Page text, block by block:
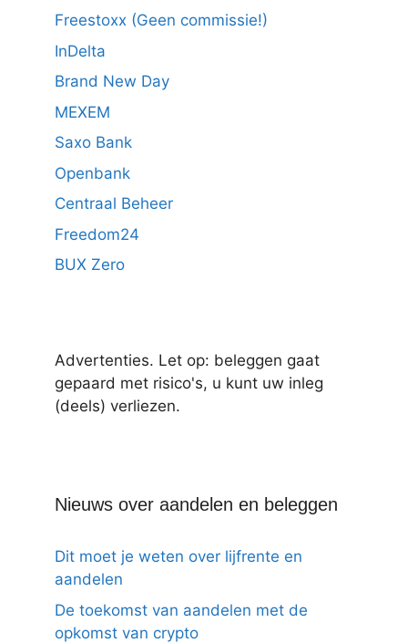
Freestoxx (Geen commissie!)
InDelta
Brand New Day
MEXEM
Saxo Bank
Openbank
Centraal Beheer
Freedom24
BUX Zero
Advertenties. Let op: beleggen gaat
gepaard met risico's, u kunt uw inleg
(deels) verliezen.
Nieuws over aandelen en beleggen
Dit moet je weten over lijfrente en
aandelen
De toekomst van aandelen met de
opkomst van crypto